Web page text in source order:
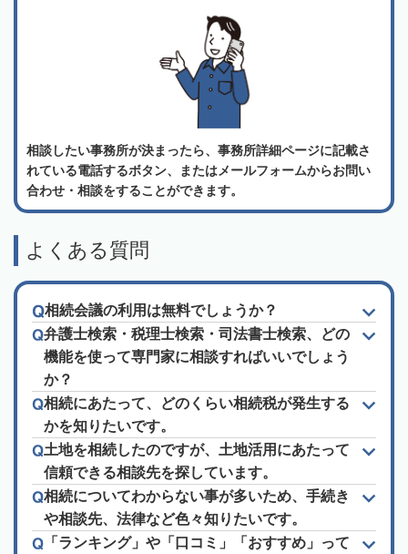
相談したい事務所が決まったら、事務所詳細ページに記載さ
れている電話するボタン、またはメールフォームからお問い
合わせ・相談をすることができます。
よくある質問
相続会議の利用は無料でしょうか？
弁護士検索・税理士検索・司法書士検索、どの
機能を使って専門家に相談すればいいでしょう
か？
相続にあたって、どのくらい相続税が発生する
かを知りたいです。
土地を相続したのですが、土地活用にあたって
信頼できる相談先を探しています。
相続についてわからない事が多いため、手続き
や相談先、法律など色々知りたいです。
「ランキング」や「口コミ」「おすすめ」って